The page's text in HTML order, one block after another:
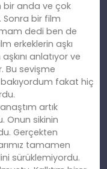
bir anda ve çok
bir film
dedi ben de
erkeklerin aşkı
anlatıyor ve
Bu sevişme
fakat hiç
artık
Onun sikinin
Gerçekten
tamamen
sürüklemiyordu.